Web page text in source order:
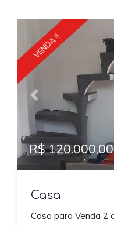
Previous
VENDA !!
R$ 120.000,00
Casa
Casa para Venda 2